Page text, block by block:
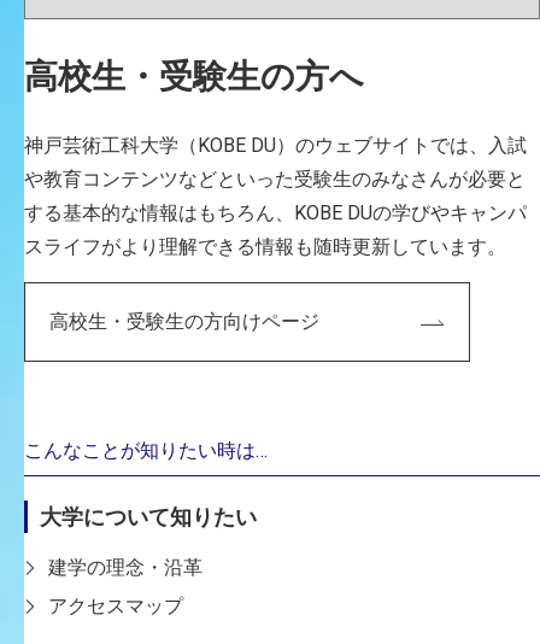
高校生・受験生の方へ
神戸芸術工科大学（KOBE DU）のウェブサイトでは、入試
や教育コンテンツなどといった受験生のみなさんが必要と
する基本的な情報はもちろん、KOBE DUの学びやキャンパ
スライフがより理解できる情報も随時更新しています。
高校生・受験生の方向けページ
こんなことが知りたい時は…
大学について知りたい
建学の理念・沿革
アクセスマップ
NHK Eテレ『はなしちゃお！～性と生の学問～』
2026年春号(1)「脱毛」に引き続き、今回は「おしり」に
ついて
“目から鱗な”令和の性教育番組を、是非ともお見逃しな
く。
▶︎ NHK ONE 『はなしちゃお！』 公式サイト
47NWJQ9RP7/ep/GGKMJ845X1
▶︎ NHK 『はなしちゃお！』 公式サイト 番組予告